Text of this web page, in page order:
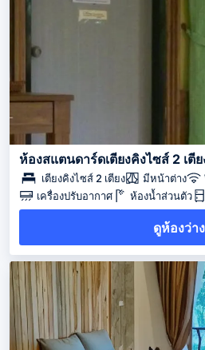
ห้องสแตนดาร์ดเตียงคิงไซส์ 2 เตี
เตียงคิงไซส์ 2 เตียง มีหน้าต่าง
เครื่องปรับอากาศ
ห้องน้ำส่วนตัว
ดูห้องว่าง